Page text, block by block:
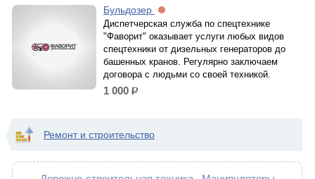
Бульдозер
Диспетчерская служба по спецтехнике
"Фаворит" оказывает услуги любых видов
спецтехники от дизельных генераторов до
башенных кранов. Регулярно заключаем
договора с людьми со своей техникой.
1 000 р.
Ремонт и строительство